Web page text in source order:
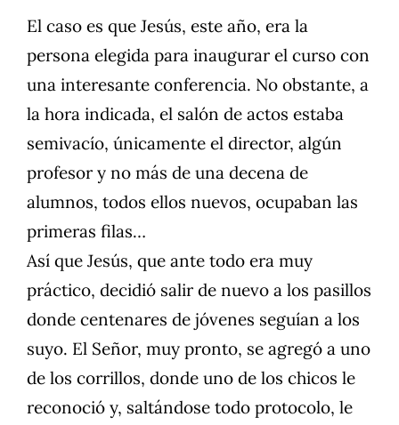
El caso es que Jesús, este año, era la
persona elegida para inaugurar el curso con
una interesante conferencia. No obstante, a
la hora indicada, el salón de actos estaba
semivacío, únicamente el director, algún
profesor y no más de una decena de
alumnos, todos ellos nuevos, ocupaban las
primeras filas…
Así que Jesús, que ante todo era muy
práctico, decidió salir de nuevo a los pasillos
donde centenares de jóvenes seguían a los
suyo. El Señor, muy pronto, se agregó a uno
de los corrillos, donde uno de los chicos le
reconoció y, saltándose todo protocolo, le